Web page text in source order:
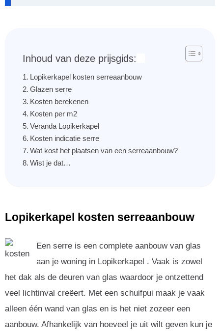
Inhoud van deze prijsgids:
Lopikerkapel kosten serreaanbouw
Glazen serre
Kosten berekenen
Kosten per m2
Veranda Lopikerkapel
Kosten indicatie serre
Wat kost het plaatsen van een serreaanbouw?
Wist je dat…
Lopikerkapel kosten serreaanbouw
Een serre is een complete aanbouw van glas
aan je woning in Lopikerkapel . Vaak is zowel
het dak als de deuren van glas waardoor je ontzettend
veel lichtinval creëert. Met een schuifpui maak je vaak
alleen één wand van glas en is het niet zozeer een
aanbouw. Afhankelijk van hoeveel je uit wilt geven kun je